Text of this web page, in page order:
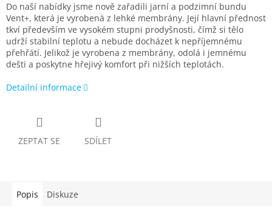
Do naší nabídky jsme nově zařadili jarní a podzimní bundu
Vent+, která je vyrobená z lehké membrány. Její hlavní přednost
tkví především ve vysokém stupni prodyšnosti, čímž si tělo
udrží stabilní teplotu a nebude docházet k nepříjemnému
přehřátí. Jelikož je vyrobena z membrány, odolá i jemnému
dešti a poskytne hřejivý komfort při nižších teplotách.
Detailní informace
ZEPTAT SE SDÍLET
Popis Diskuze